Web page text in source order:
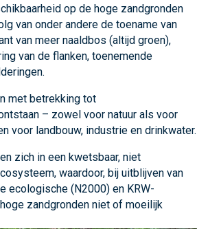
op de hoge zandgronden
van onder andere de toename van
van meer naaldbos (altijd groen),
van de flanken, toenemende
met betrekking tot
– zowel voor natuur als voor
voor landbouw, industrie en drinkwater.
zich in een kwetsbaar, niet
waardoor, bij uitblijven van
ecologische (N2000) en KRW-
zandgronden niet of moeilijk